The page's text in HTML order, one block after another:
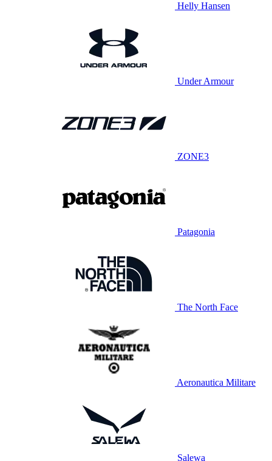
Helly Hansen
Under Armour
ZONE3
Patagonia
The North Face
Aeronautica Militare
Salewa